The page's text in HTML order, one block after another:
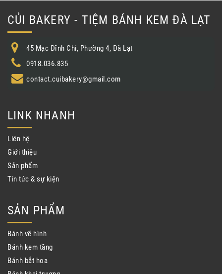
CỦI BAKERY - TIỆM BÁNH KEM ĐÀ LẠT
45 Mạc Đĩnh Chi, Phường 4, Đà Lạt
0918.036.835
contact.cuibakery@gmail.com
LINK NHANH
Liên hệ
Giới thiệu
Sản phẩm
Tin tức & sự kiện
SẢN PHẨM
Bánh vẽ hình
Bánh kem tầng
Bánh bắt hoa